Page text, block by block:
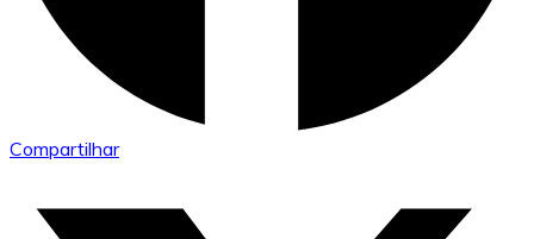
Compartilhar